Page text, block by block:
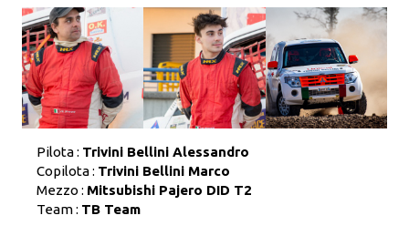
Pilota : Trivini Bellini Alessandro
Copilota : Trivini Bellini Marco
Mezzo : Mitsubishi Pajero DID T2
Team : TB Team